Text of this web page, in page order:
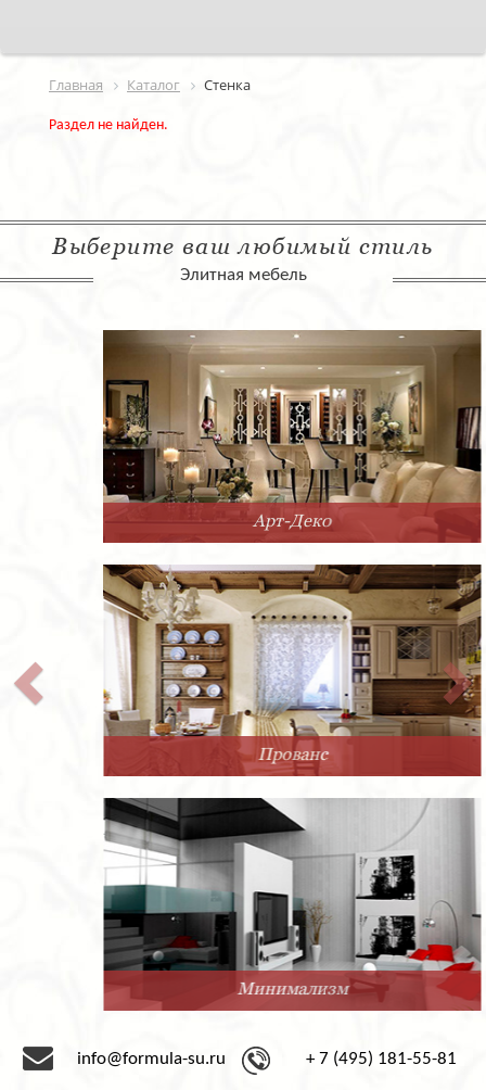
Главная Каталог Стенка
Раздел не найден.
Выберите ваш любимый стиль
Элитная мебель
Арт-Деко
Прованс
Минимализм
info@formula-su.ru + 7 (495) 181-55-81